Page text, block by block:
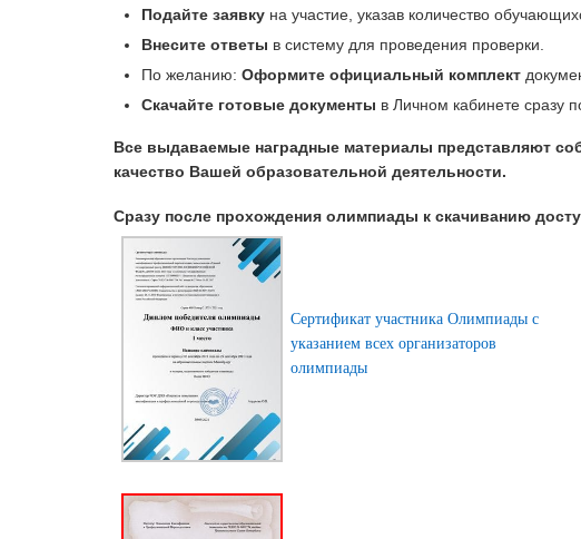
Подайте заявкуна участие, указав количество
Внесите ответы в систему для проведения проверки.
По желанию: Оформите официальный комплект
Скачайте готовые документы в Личном кабинете сразу
Все выдаваемые наградные материалы представляют
качество Вашей образовательной деятельности.
Сразу после прохождения олимпиады к скачиванию
Сертификат участника Олимпиады с
указанием всех организаторов
олимпиады